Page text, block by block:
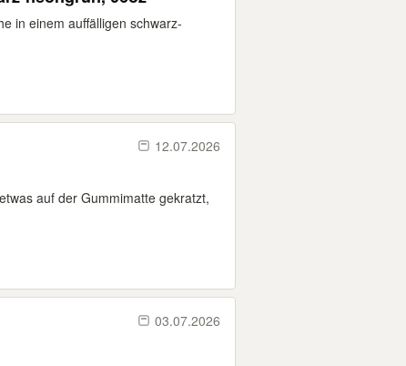
in einem auffälligen schwarz-
12.07.2026
auf der Gummimatte gekratzt,
03.07.2026